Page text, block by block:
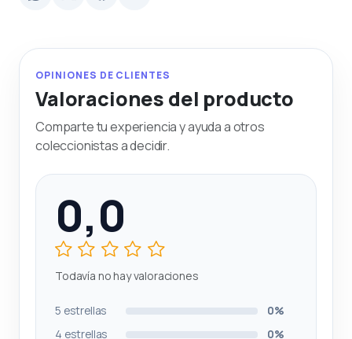
OPINIONES DE CLIENTES
Valoraciones del producto
Comparte tu experiencia y ayuda a otros
coleccionistas a decidir.
0,0
Todavía no hay valoraciones
5 estrellas
0%
4 estrellas
0%